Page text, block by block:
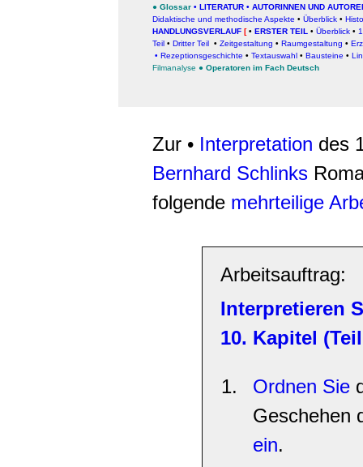
● Glossar • LITERATUR • AUTORINNEN UND
Didaktische und methodische Aspekte • Überblick •
HANDLUNGSVERLAUF [• ERSTER TEIL • Überblick •
Teil • Dritter Teil • Zeitgestaltung • Raumgestaltung •
• Rezeptionsgeschichte • Textauswahl • Bausteine •
Filmanalyse ● Operatoren im Fach Deutsch
Zur • Interpretation des
Bernhard Schlinks
folgende mehrteilige
Arbeitsauftrag:
Interpretieren
10. Kapitel
Ordnen Sie
Geschehen
ein.